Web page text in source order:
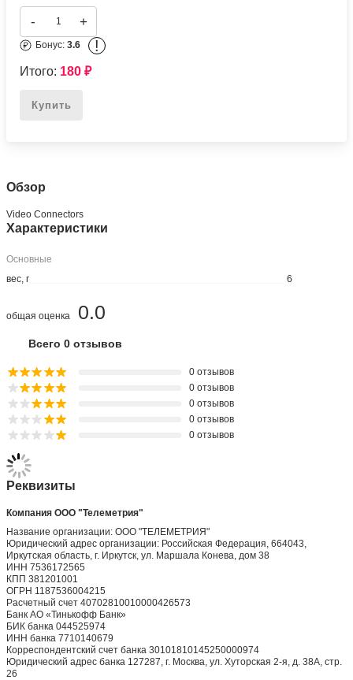
- +
Бонус:3.6 !
Итого: 180₽
Купить
Обзор
Video Connectors
Характеристики
Основные
вес, г
6
0.0
общая оценка
Всего 0 отзывов
0 отзывов
0 отзывов
0 отзывов
0 отзывов
0 отзывов
Реквизиты
Компания ООО "Телеметрия"
Название организации: ООО "ТЕЛЕМЕТРИЯ"
Юридический адрес организации: Российская Федерация, 664043,
Иркутская область, г. Иркутск, ул. Маршала Конева, дом 38
ИНН 7536172565
КПП 381201001
ОГРН 1187536004215
Расчетный счет 40702810010000426573
Банк АО «Тинькофф Банк»
БИК банка 044525974
ИНН банка 7710140679
Корреспондентский счет банка 30101810145250000974
Юридический адрес банка 127287, г. Москва, ул. Хуторская 2-я, д. 38А, стр.
26